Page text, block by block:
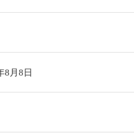
8月8日